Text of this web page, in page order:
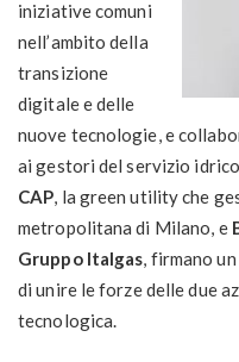
iniziative comuni
nell’ambito della
transizione
digitale e delle
nuove tecnologie, e
ai gestori del servizio
CAP, la green utility che
metropolitana di Milano, e
Gruppo Italgas, firmano
di unire le forze delle due
tecnologica.